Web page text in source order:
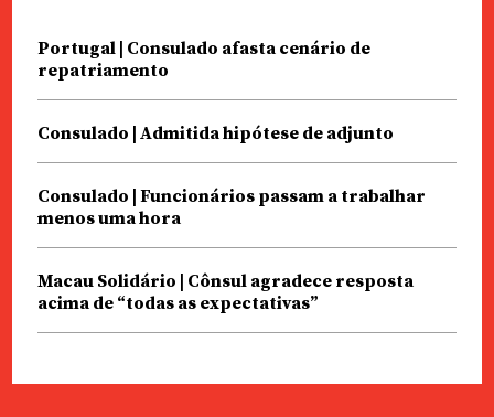
Portugal | Consulado afasta cenário de
repatriamento
Consulado | Admitida hipótese de adjunto
Consulado | Funcionários passam a trabalhar
menos uma hora
Macau Solidário | Cônsul agradece resposta
acima de “todas as expectativas”